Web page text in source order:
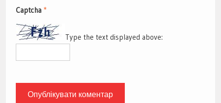
Captcha *
Type the text displayed above: